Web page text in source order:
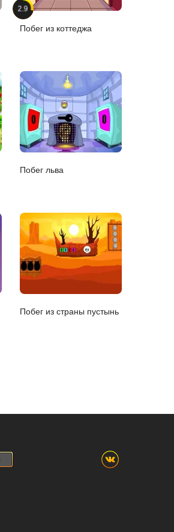
2.9
Побег из коттеджа
Побег льва
Побег из страны пустынь